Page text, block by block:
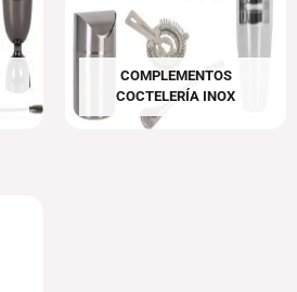
COMPLEMENTOS
COCTELERÍA INOX